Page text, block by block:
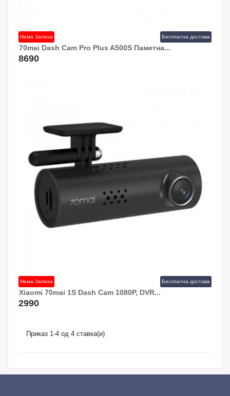
Нема Залиха Бесплатна достава
70mai Dash Cam Pro Plus A500S Паметна...
8690
Нема Залиха Бесплатна достава
Xiaomi 70mai 1S Dash Cam 1080P, DVR...
2990
Приказ 1-4 од 4 ставка(и)